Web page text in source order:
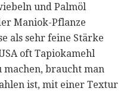
und Palmöl
Maniok-Pflanze
als sehr feine Stärke
oft Tapiokamehl
machen, braucht man
ist, mit einer Textur